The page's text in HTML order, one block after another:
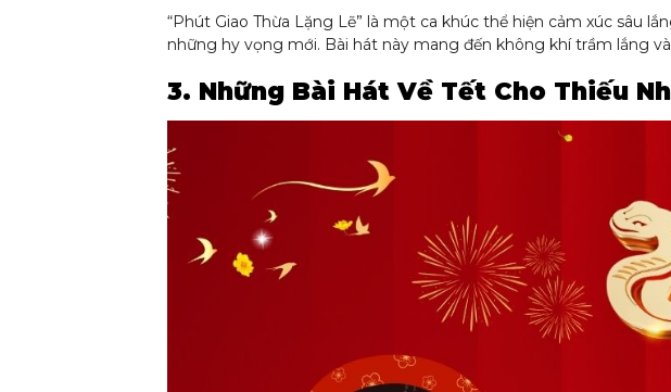
“Phút Giao Thừa Lặng Lẽ” là một ca khúc thể hiện cảm xúc sâu
những hy vọng mới. Bài hát này mang đến không khí trầm lắng
3. Những Bài Hát Về Tết Cho Thiếu